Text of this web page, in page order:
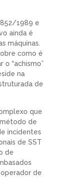
1989 e
ainda é
máquinas.
como é
“achismo”
na
de
que
de
incidentes
de SST
de
de